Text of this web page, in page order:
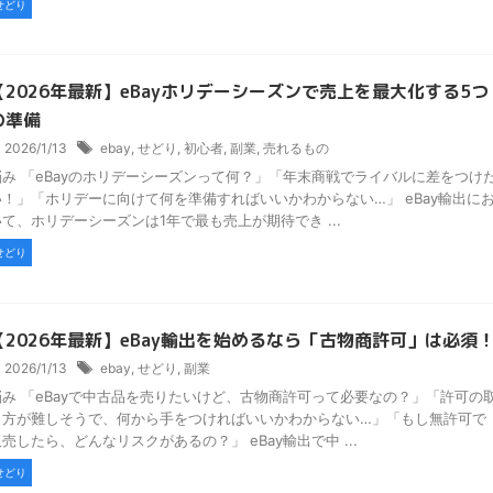
どり
2026年最新】eBayホリデーシーズンで売上を最大化する5つ
準備
2026/1/13 ebay せどり 初心者 副業 売れるもの
「eBayのホリデーシーズンって何？」「年末商戦でライバルに差をつけ
」「ホリデーに向けて何を準備すればいいかわからない…」 eBay輸出にお
、ホリデーシーズンは1年で最も売上が期待でき ...
どり
2026年最新】eBay輸出を始めるなら「古物商許可」は必須！
2026/1/13 ebay, せどり , 副業
「eBayで中古品を売りたいけど、古物商許可って必要なの？」「許可の
が難しそうで、何から手をつければいいかわからない…」「もし無許可で
したら、どんなリスクがあるの？」 eBay輸出で中 ...
どり